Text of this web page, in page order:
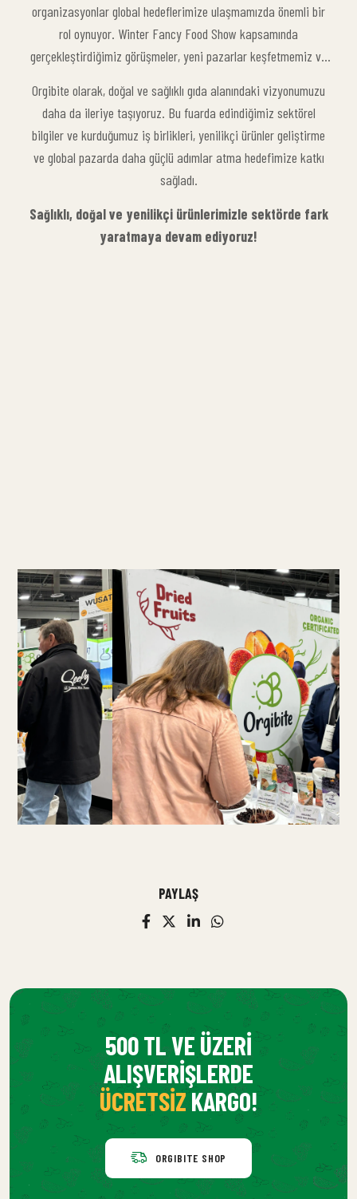
organizasyonlar global hedeflerimize ulaşmamızda önemli bir
rol oynuyor. Winter Fancy Food Show kapsamında
gerçekleştirdiğimiz görüşmeler, yeni pazarlar keşfetmemiz ve
fırsat sundu.
Orgibite olarak, doğal ve sağlıklı gıda alanındaki vizyonumuzu
daha da ileriye taşıyoruz. Bu fuarda edindiğimiz sektörel
bilgiler ve kurduğumuz iş birlikleri, yenilikçi ürünler geliştirme
ve global pazarda daha güçlü adımlar atma hedefimize katkı
sağladı.
Sağlıklı, doğal ve yenilikçi ürünlerimizle sektörde fark
yaratmaya devam ediyoruz!
PAYLAŞ
500 TL VE ÜZERI
ALIŞVERIŞLERDE
ÜCRETSIZKARGO!
ORGIBITE SHOP